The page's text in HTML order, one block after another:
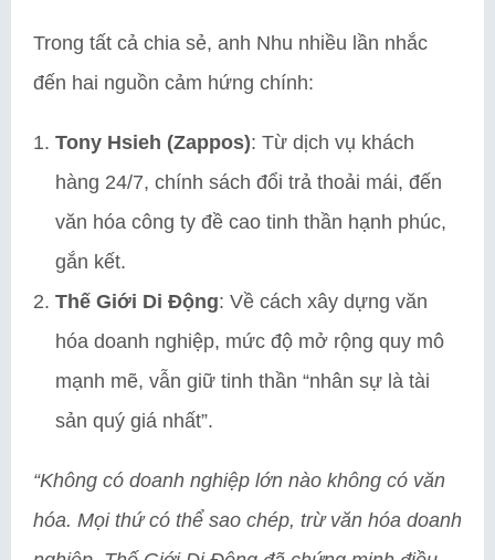
Trong tất cả chia sẻ, anh Nhu nhiều lần nhắc
đến hai nguồn cảm hứng chính:
Tony Hsieh (Zappos): Từ dịch vụ khách
hàng 24/7, chính sách đổi trả thoải mái, đến
văn hóa công ty đề cao tinh thần hạnh phúc,
gắn kết.
Thế Giới Di Động: Về cách xây dựng văn
hóa doanh nghiệp, mức độ mở rộng quy mô
mạnh mẽ, vẫn giữ tinh thần “nhân sự là tài
sản quý giá nhất”.
“Không có doanh nghiệp lớn nào không có văn
hóa. Mọi thứ có thể sao chép, trừ văn hóa doanh